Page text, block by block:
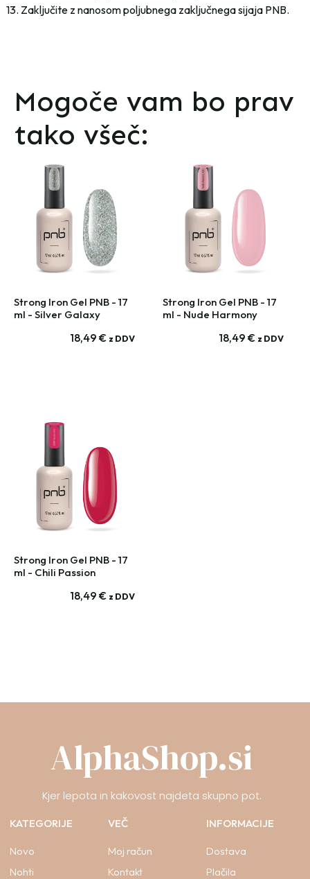
13. Zaključite z nanosom poljubnega zaključnega sijaja PNB.
Mogoče vam bo prav
tako všeč:
Strong Iron Gel PNB - 17
ml - Silver Galaxy
18,49€ z DDV
Strong Iron Gel PNB - 17
ml - Nude Harmony
18,49€ z DDV
Strong Iron Gel PNB - 17
ml - Chili Passion
18,49€ z DDV
AlphaShop.si
Kjer lepota in kakovost najdeta skupno pot.
KATEGORIJE
Novo
Nohti
VEČ
Moj račun
Kontakt
INFORMACIJE
Dostava
Plačila